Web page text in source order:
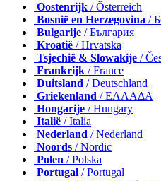
Oostenrijk / Österreich
Bosnië en Herzegovina /
Bulgarije / България
Kroatië / Hrvatska
Tsjechië & Slowakije /
Frankrijk / France
Duitsland / Deutschland
Griekenland / ΕΛΛΑΔΑ
Hongarije / Hungary
Italië / Italia
Nederland / Nederland
Noords / Nordic
Polen / Polska
Portugal / Portugal